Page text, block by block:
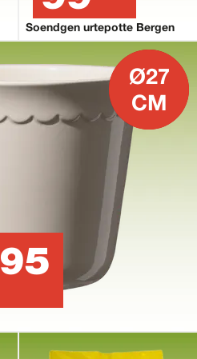
Soendgen urtepotte Bergen
95
Ø27
CM